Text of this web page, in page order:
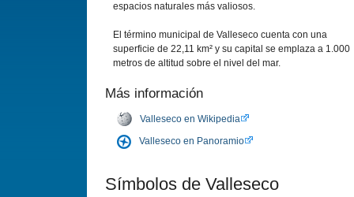
espacios naturales más valiosos.
El término municipal de Valleseco cuenta con una
superficie de 22,11 km² y su capital se emplaza a 1.000
metros de altitud sobre el nivel del mar.
Más información
Valleseco en Wikipedia
Valleseco en Panoramio
Sí­mbolos de Valleseco